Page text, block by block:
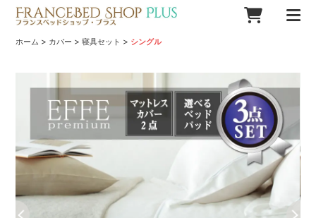
ホーム > カバー >寝具セット > シングル